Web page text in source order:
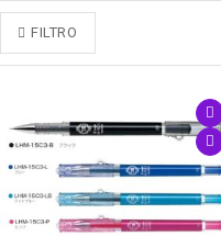
FILTRO